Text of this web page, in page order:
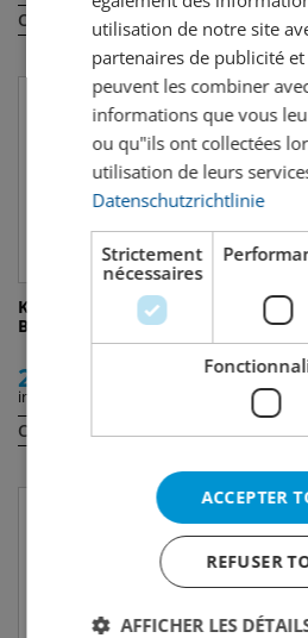
Contenu:
Kleiner Feigling Kirsch
Banana
2.80
incl. TVA
Contenu: 2 cl
Pack
incl.
utilisation de notre site
partenaires de publicité
peuvent les combiner
informations que vous
ou qu"ils ont collectées
utilisation de leurs
Datenschutzrichtlinie
Strictement
nécessaires
ACCEPTER
REFUSER
AFFICHER LES